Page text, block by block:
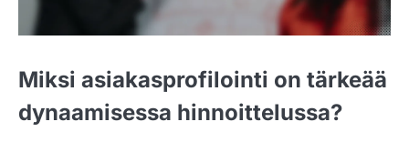
Miksi asiakasprofilointi on tärkeää
dynaamisessa hinnoittelussa?